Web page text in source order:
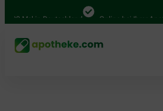
Mal in Deutschland Online bei Ihrer
Haut, Haare & Nägel